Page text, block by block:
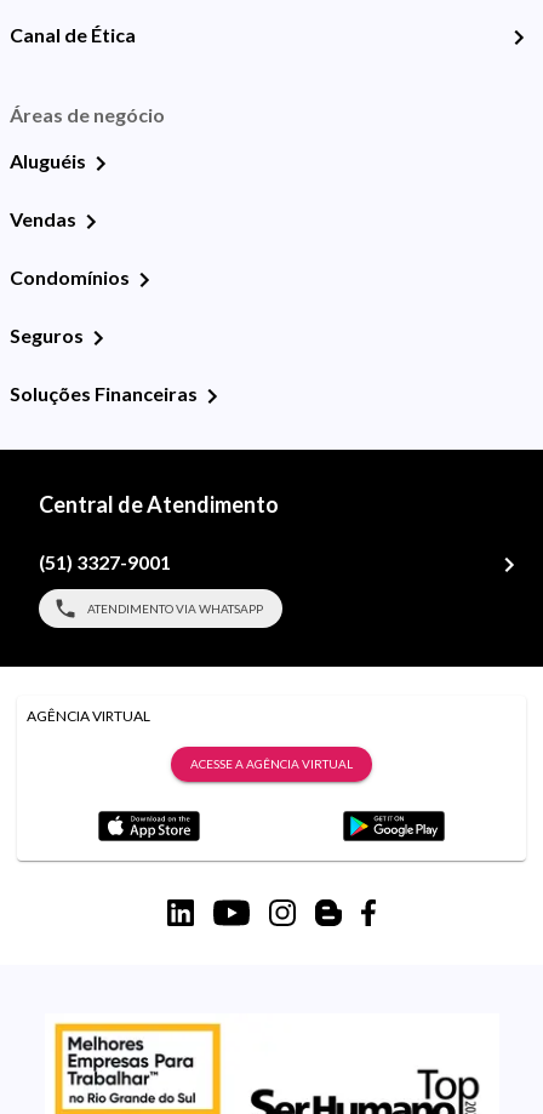
Canal de Ética
Áreas de negócio
Aluguéis
Vendas
Condomínios
Seguros
Soluções Financeiras
Central de Atendimento
(51) 3327-9001
ATENDIMENTO VIA WHATSAPP
AGÊNCIA VIRTUAL
ACESSE A AGÊNCIA VIRTUAL